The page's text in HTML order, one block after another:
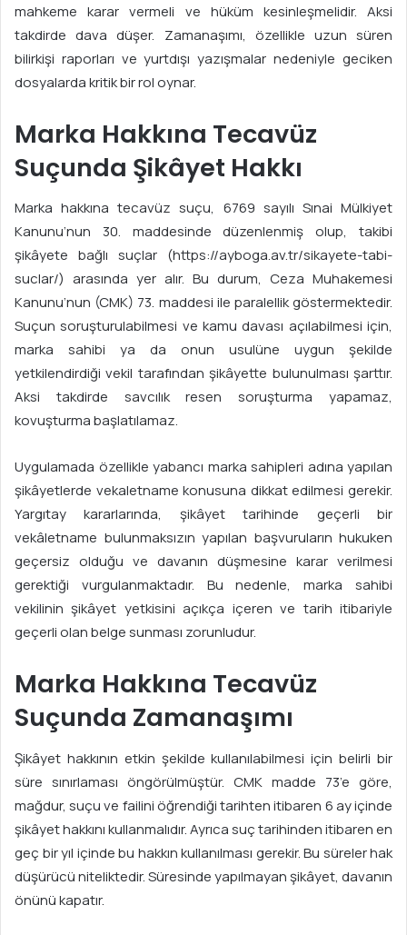
mahkeme karar vermeli ve hüküm kesinleşmelidir. Aksi
takdirde dava düşer. Zamanaşımı, özellikle uzun süren
bilirkişi raporları ve yurtdışı yazışmalar nedeniyle geciken
dosyalarda kritik bir rol oynar.
Marka Hakkına Tecavüz
Suçunda Şikâyet Hakkı
Marka hakkına tecavüz suçu, 6769 sayılı Sınai Mülkiyet
Kanunu’nun 30. maddesinde düzenlenmiş olup, takibi
şikâyete bağlı suçlar (https://ayboga.av.tr/sikayete-tabi-
suclar/) arasında yer alır. Bu durum, Ceza Muhakemesi
Kanunu’nun (CMK) 73. maddesi ile paralellik göstermektedir.
Suçun soruşturulabilmesi ve kamu davası açılabilmesi için,
marka sahibi ya da onun usulüne uygun şekilde
yetkilendirdiği vekil tarafından şikâyette bulunulması şarttır.
Aksi takdirde savcılık resen soruşturma yapamaz,
kovuşturma başlatılamaz.
Uygulamada özellikle yabancı marka sahipleri adına yapılan
şikâyetlerde vekaletname konusuna dikkat edilmesi gerekir.
Yargıtay kararlarında, şikâyet tarihinde geçerli bir
vekâletname bulunmaksızın yapılan başvuruların hukuken
geçersiz olduğu ve davanın düşmesine karar verilmesi
gerektiği vurgulanmaktadır. Bu nedenle, marka sahibi
vekilinin şikâyet yetkisini açıkça içeren ve tarih itibariyle
geçerli olan belge sunması zorunludur.
Marka Hakkına Tecavüz
Suçunda Zamanaşımı
Şikâyet hakkının etkin şekilde kullanılabilmesi için belirli bir
süre sınırlaması öngörülmüştür. CMK madde 73’e göre,
mağdur, suçu ve failini öğrendiği tarihten itibaren 6 ay içinde
şikâyet hakkını kullanmalıdır. Ayrıca suç tarihinden itibaren en
geç bir yıl içinde bu hakkın kullanılması gerekir. Bu süreler hak
düşürücü niteliktedir. Süresinde yapılmayan şikâyet, davanın
önünü kapatır.